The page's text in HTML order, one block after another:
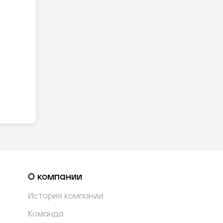
О компании
История компании
Команда